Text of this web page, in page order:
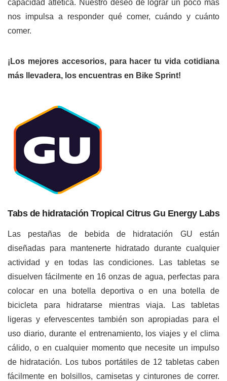
capacidad atlética. Nuestro deseo de lograr un poco más
nos impulsa a responder qué comer, cuándo y cuánto
comer.
¡Los mejores accesorios, para hacer tu vida cotidiana
más llevadera, los encuentras en Bike Sprint!
Tabs de hidratación Tropical Citrus Gu Energy Labs
Las pestañas de bebida de hidratación GU están
diseñadas para mantenerte hidratado durante cualquier
actividad y en todas las condiciones. Las tabletas se
disuelven fácilmente en 16 onzas de agua, perfectas para
colocar en una botella deportiva o en una botella de
bicicleta para hidratarse mientras viaja. Las tabletas
ligeras y efervescentes también son apropiadas para el
uso diario, durante el entrenamiento, los viajes y el clima
cálido, o en cualquier momento que necesite un impulso
de hidratación. Los tubos portátiles de 12 tabletas caben
fácilmente en bolsillos, camisetas y cinturones de correr.